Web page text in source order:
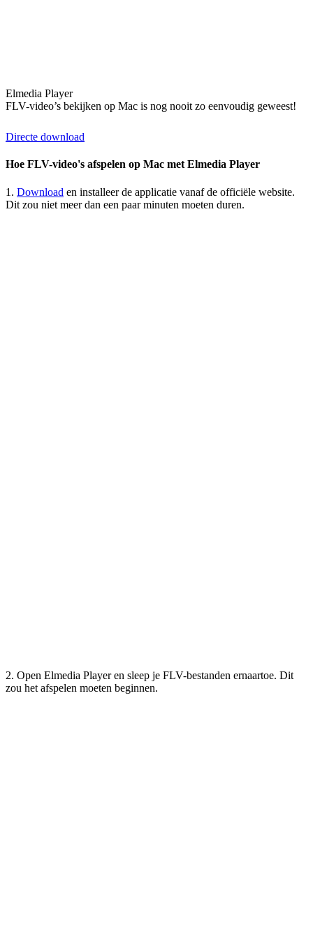
Elmedia Player
FLV-video’s bekijken op Mac is nog nooit zo eenvoudig geweest!
Directe download
Hoe FLV-video's afspelen op Mac met Elmedia Player
1. Download en installeer de applicatie vanaf de officiële website.
Dit zou niet meer dan een paar minuten moeten duren.
2. Open Elmedia Player en sleep je FLV-bestanden ernaartoe. Dit
zou het afspelen moeten beginnen.